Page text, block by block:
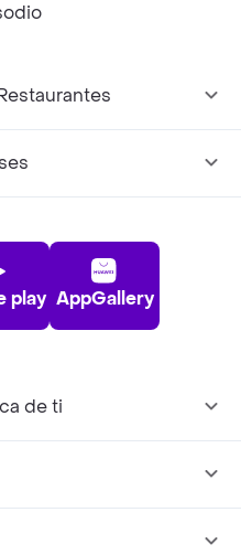
play AppGallery
de ti